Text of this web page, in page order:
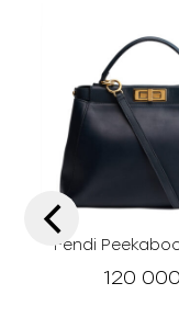
Fendi
120
‹